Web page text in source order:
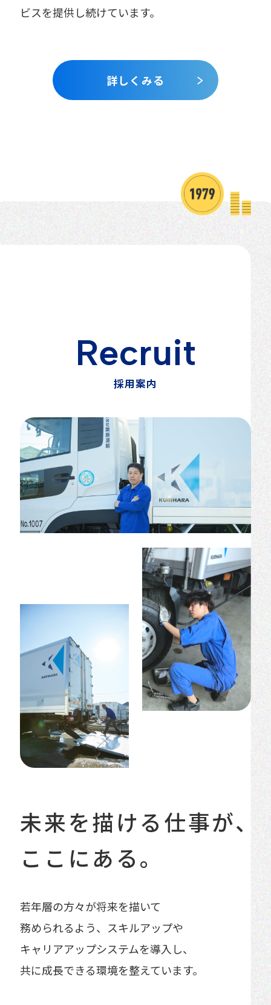
ビスを提供し続けています。
詳しくみる
Recruit
採用案内
未来を描ける仕事が、
ここにある。
若年層の方々が将来を描いて
務められるよう、 スキルアップや
キャリアアップシステムを導入し、
共に成長できる環境を整えています。